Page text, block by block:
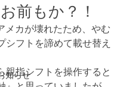
知らせ
前もか？！
メカが壊れたため、やむ
シフトを諦めて載せ替え
親指シフトを操作すると